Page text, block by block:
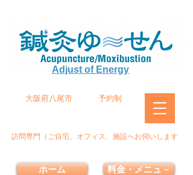
Adjust of Energy
大阪府八尾市 予約制
訪問専門（ご自宅、オフィス、施設へお伺いします
ホーム 料金・メニュ－